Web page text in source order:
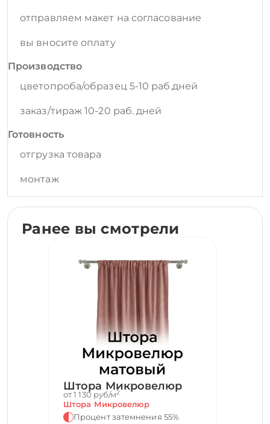
отправляем макет на согласование
вы вносите оплату
Производство
цветопроба/образец 5-10 раб.дней
заказ/тираж 10-20 раб. дней
Готовность
отгрузка товара
монтаж
Ранее вы смотрели
Штора Микровелюр
от 1 130 руб/м2
Штора Микровелюр
Процент затемнения 55%